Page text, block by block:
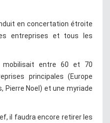
en concertation étroite
entreprises et tous les
mobilisait entre 60 et 70
principales (Europe
Pierre Noel) et une myriade
il faudra encore retirer les